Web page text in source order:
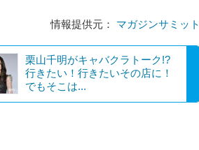
情報提供元： マガジンサミット
栗山千明がキャバクラトーク!?
行きたい！行きたいその店に！
でもそこは...